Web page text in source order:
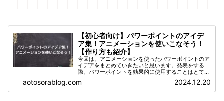
【初心者向け】パワーポイントのアイデ
ア集！アニメーションを使いこなそう！
【作り方も紹介】
今回は、アニメーションを使ったパワーポイントのア
イデアをまとめていきたいと思います。発表をする
際、パワーポイントを効果的に使用することはとても
重要です。スライドに少し動きが付くだけで、発表を
聞いている人が注目してくれたり、印象にも残りやす
く...
aotosorablog.com 2024.12.20